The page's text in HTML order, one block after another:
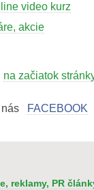
akcie
video kurz
na začiatok
nás FACEBOOK
reklamy, PR